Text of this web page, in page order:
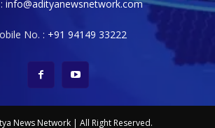
info@adityanewsnetwork.com
No. : +91 94149 33222
News Network | All Right Reserved.